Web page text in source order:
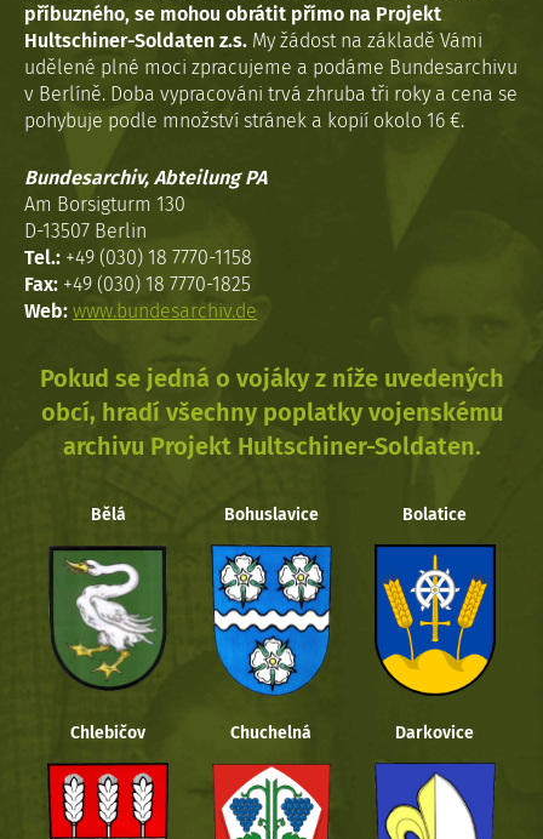
příbuzného, se mohou obrátit přímo na Projekt
Hultschiner-Soldaten z.s. My žádost na základě Vámi
udělené plné moci zpracujeme a podáme Bundesarchivu
v Berlíně. Doba vypracováni trvá zhruba tři roky a cena se
pohybuje podle množství stránek a kopií okolo 16 €.
Bundesarchiv, Abteilung PA
Am Borsigturm 130
D-13507 Berlin
Tel.: +49 (030) 18 7770-1158
Fax: +49 (030) 18 7770-1825
Web: www.bundesarchiv.de
Pokud se jedná o vojáky z níže uvedených
obcí, hradí všechny poplatky vojenskému
archivu Projekt Hultschiner-Soldaten.
Bělá Bohuslavice Bolatice
Chlebičov Chuchelná Darkovice